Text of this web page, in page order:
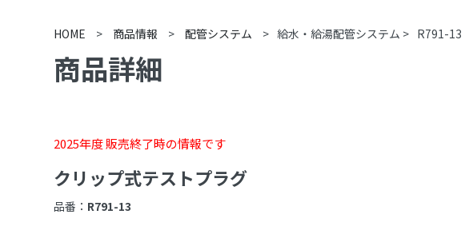
HOME > 商品情報 > 配管システム > 給水・給湯配管システム > R791-13
商品詳細
2025年度 販売終了時の情報です
クリップ式テストプラグ
品番： R791-13